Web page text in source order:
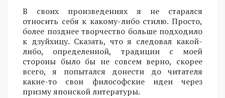
В своих произведениях я не старался
относить себя к какому-либо стилю. Просто,
более позднее творчество больше подходило
к дзуйхицу. Сказать, что я следовал какой-
либо, определенной, традиции с моей
стороны было бы не совсем верно, скорее
всего, я попытался донести до читателя
какие-то свои философские идеи через
призму японской литературы.